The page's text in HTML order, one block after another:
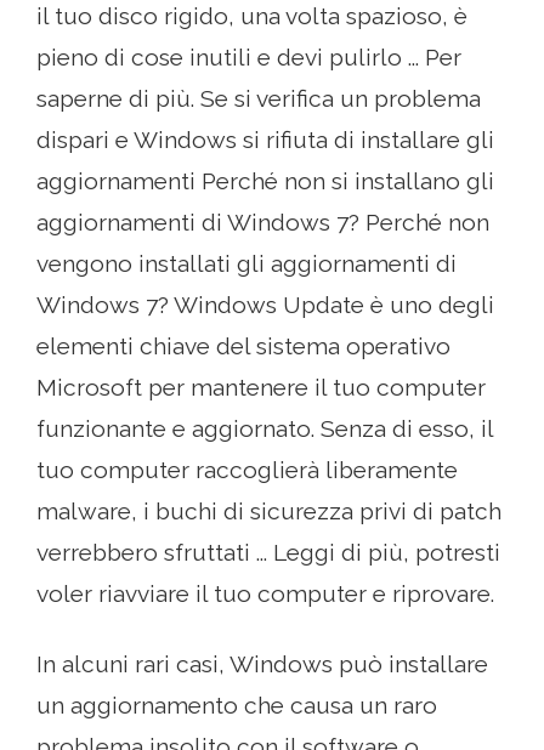
il tuo disco rigido, una volta spazioso, è
pieno di cose inutili e devi pulirlo ... Per
saperne di più. Se si verifica un problema
dispari e Windows si rifiuta di installare gli
aggiornamenti Perché non si installano gli
aggiornamenti di Windows 7? Perché non
vengono installati gli aggiornamenti di
Windows 7? Windows Update è uno degli
elementi chiave del sistema operativo
Microsoft per mantenere il tuo computer
funzionante e aggiornato. Senza di esso, il
tuo computer raccoglierà liberamente
malware, i buchi di sicurezza privi di patch
verrebbero sfruttati ... Leggi di più, potresti
voler riavviare il tuo computer e riprovare.
In alcuni rari casi, Windows può installare
un aggiornamento che causa un raro